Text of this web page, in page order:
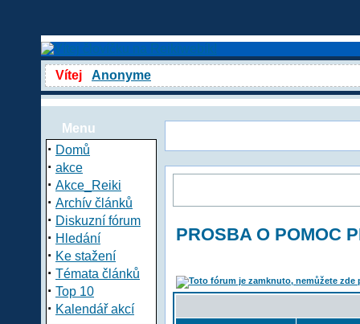
Vítej Anonyme
Menu
· Domů
· akce
· Akce_Reiki
· Archív článků
· Diskuzní fórum
· Hledání
· Ke stažení
· Témata článků
· Top 10
· Kalendář akcí
PROSBA O POMOC